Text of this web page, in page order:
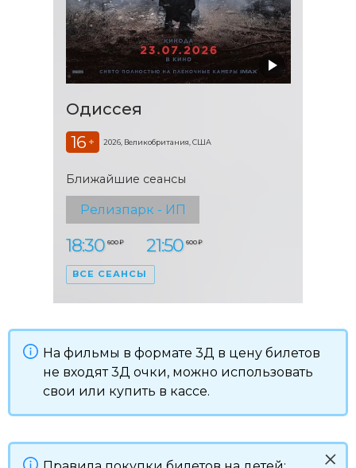
Одиссея
16 + 2026, Великобритания, США
Ближайшие сеансы
Релизпарк - ИП
18:30 600 ₽ 21:50 600 ₽
ВСЕ СЕАНСЫ
На фильмы в формате 3Д в цену билетов
не входят 3Д очки, можно использовать
свои или купить в кассе.